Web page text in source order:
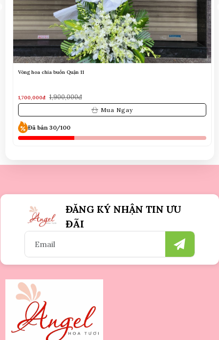
giỏ hoa tone màu xanh lá
1,200,000đ 1,400,000đ
Mua Ngay
Đã bán 30/100
ĐĂNG KÝ NHẬN TIN ƯU
ĐÃI